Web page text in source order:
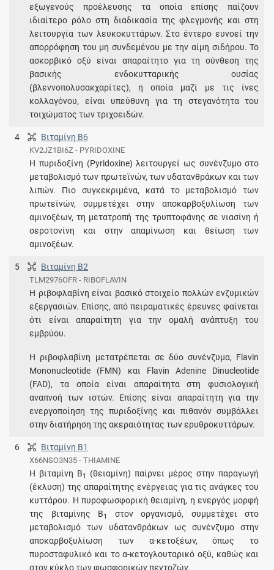
εξωγενούς προέλευσης τα οποία επίσης παίζουν
ιδιαίτερο ρόλο στη διαδικασία της φλεγμονής και στη
λειτουργία των λευκοκυττάρων. Στο έντερο ευνοεί την
απορρόφηση του μη συνδεμένου με την αίμη σιδήρου. Το
ασκορβικό οξύ είναι απαραίτητο για τη σύνθεση της
βασικής ενδοκυτταρικής ουσίας
(βλεννοπολυσακχαρίτες), η οποία μαζί με τις ίνες
κολλαγόνου, είναι υπεύθυνη για τη στεγανότητα του
τοιχώματος των τριχοειδών.
4 Βιταμίνη Β6
KV2JZ1BI6Z - PYRIDOXINE
Η πυριδοξίνη (Pyridoxine) λειτουργεί ως συνένζυμο στο
μεταβολισμό των πρωτεϊνών, των υδατανθράκων και των
λιπών. Πιο συγκεκριμένα, κατά το μεταβολισμό των
πρωτεϊνών, συμμετέχει στην αποκαρβοξυλίωση των
αμινοξέων, τη μετατροπή της τρυπτοφάνης σε νιασίνη ή
σεροτονίνη και στην απαμίνωση και θείωση των
αμινοξέων.
5 Βιταμίνη Β2
TLM2976OFR - RIBOFLAVIN
Η ριβοφλαβίνη είναι βασικό στοιχείο πολλών ενζυμικών
εξεργασιών. Επίσης, από πειραματικές έρευνες φαίνεται
ότι είναι απαραίτητη για την ομαλή ανάπτυξη του
εμβρύου.
Η ριβοφλαβίνη μετατρέπεται σε δύο συνένζυμα, Flavin
Mononucleotide (FMN) και Flavin Adenine Dinucleotide
(FAD), τα οποία είναι απαραίτητα στη φυσιολογική
αναπνοή των ιστών. Επίσης είναι απαραίτητη για την
ενεργοποίηση της πυριδοξίνης και πιθανόν συμβάλλει
στην διατήρηση της ακεραιότητας των ερυθροκυττάρων.
6 Βιταμίνη Β1
X66NSO3N35 - THIAMINE
Η βιταμίνη Β1
(θειαμίνη) παίρνει μέρος στην παραγωγή
(έκλυση) της απαραίτητης ενέργειας για τις ανάγκες του
κυττάρου. Η πυροφωσφορική θειαμίνη, η ενεργός μορφή
της βιταμίνης Β1
στον οργανισμό, συμμετέχει στο
μεταβολισμό των υδατανθράκων ως συνένζυμο στην
αποκαρβοξυλίωση των α-κετοξέων, όπως το
πυροσταφυλικό και το α-κετογλουταρικό οξύ, καθώς και
στον κύκλο των φωσφορικών πεντοζών.